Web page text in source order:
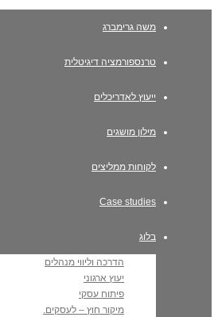
משה גרימברג
טרנספורמציה דיגיטלית
ייעוץ לאדריכלים
מילון מושגים
לקוחות ממליצים
Case studies
בלוג
הדרכה וליווי מנהלים
יעוץ ארגוני
פיתוח עסקי
מיקור חוץ – לעסקים.